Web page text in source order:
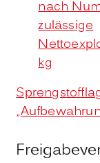
nach
zulässige
kg